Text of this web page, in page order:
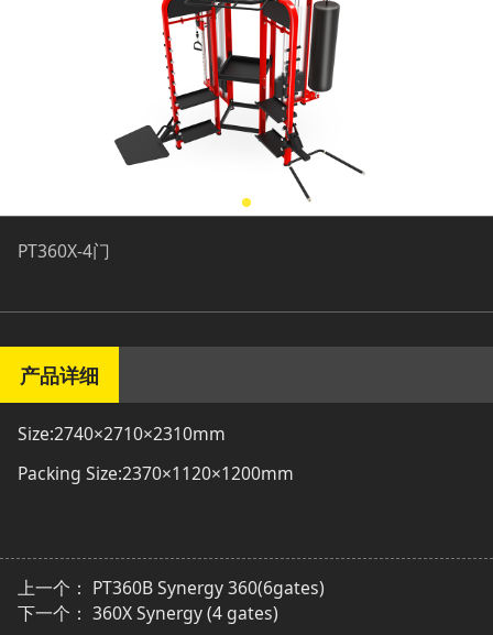
PT360X-4门
产品详细
Size:2740×2710×2310mm
Packing Size:2370×1120×1200mm
上一个： PT360B Synergy 360(6gates)
下一个： 360X Synergy (4 gates)